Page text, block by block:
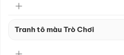
Tranh tô màu Trò Chơi